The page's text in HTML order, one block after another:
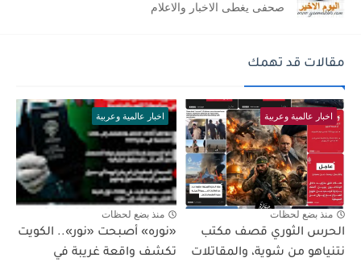
صحفى يغطى الاخبار والاعلام
مقالات قد تهمك
اخبار عالمية وعربية
منذ بضع لحظات
الحرس الثوري قصف مكتب
نتنياهو من شوية، والمقاتلات
اخبار عالمية وعربية
منذ بضع لحظات
«نوره» أصبحت «نور».. الكويت
تكشف واقعة غريبة في